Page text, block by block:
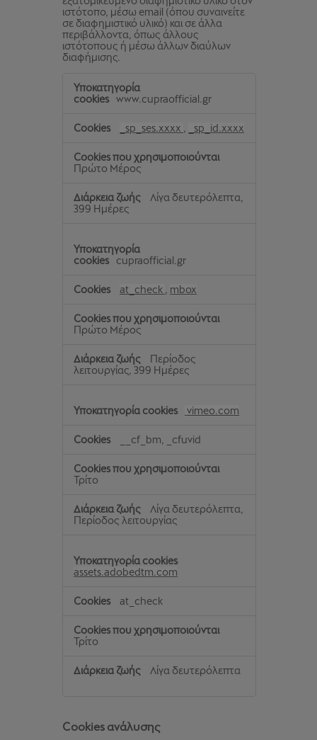
ιστότοπο, μέσω email (όπου συναινείτε
σε διαφημιστικό υλικό) και σε άλλα
περιβάλλοντα, όπως άλλους
ιστότοπους ή μέσω άλλων διαύλων
διαφήμισης.
Cookies
εξατομίκευσηςwww.cupraofficial.gr
_sp_ses.xxxx _sp_id.xxxx
Πρώτο Μέρος
Λίγα δευτερόλεπτα,
399 Ημέρες
cupraofficial.gr
at_check mbox
Πρώτο Μέρος
Περίοδος
λειτουργίας, 399 Ημέρες
vimeo.com
__cf_bm, _cfuvid
Τρίτο
Λίγα δευτερόλεπτα,
Περίοδος λειτουργίας
assets.adobedtm.com
at_check
Τρίτο
Λίγα δευτερόλεπτα
Cookies ανάλυσης